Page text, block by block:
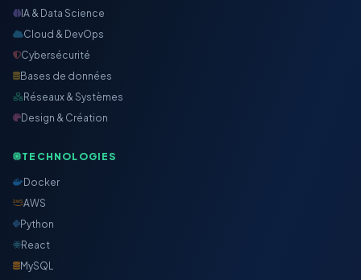
IA & Data Science
Cloud & DevOps
Cybersécurité
Bases de données
Réseaux & Systèmes
Design & Création
TECHNOLOGIES
Docker
AWS
Python
React
MySQL